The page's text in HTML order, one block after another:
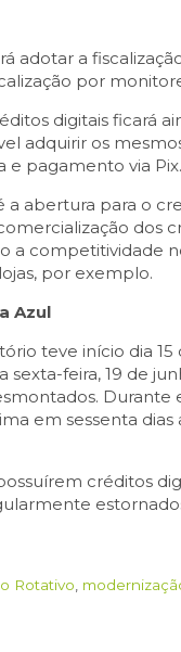
adotar a
por
digitais ficará
adquirir os
e pagamento via Pix.
a abertura para o
dos
a competitividade
por exemplo.
Azul
teve início dia
sexta-feira, 19 de
Durante
em sessenta
créditos
Rotativo